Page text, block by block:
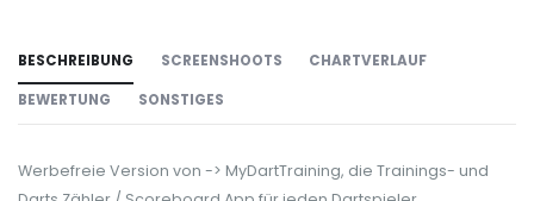
BESCHREIBUNG SCREENSHOOTS CHARTVERLAUF
BEWERTUNG SONSTIGES
Werbefreie Version von -> MyDartTraining, die Trainings- und